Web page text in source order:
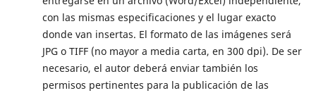
con las mismas especificaciones y el lugar exacto
donde van insertas. El formato de las imágenes será
JPG o TIFF (no mayor a media carta, en 300 dpi). De ser
necesario, el autor deberá enviar también los
permisos pertinentes para la publicación de las